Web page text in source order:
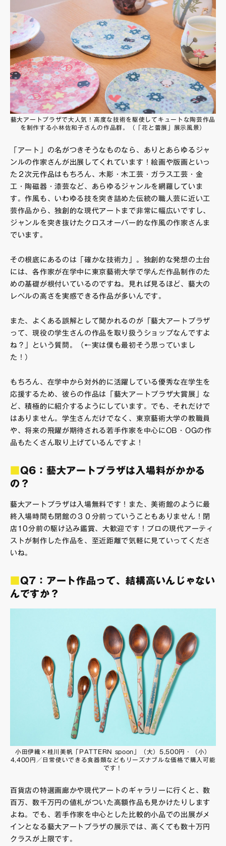
藝大アートプラザで大人気！高度な技術を駆使してキュートな陶芸作品
を制作する小林佐和子さんの作品群。（「花と蕾展」展示風景）
「アート」の名がつきそうなものなら、ありとあらゆるジャ
ンルの作家さんが出展してくれています！絵画や版画といっ
た２次元作品はもちろん、木彫・木工芸・ガラス工芸・金
工・陶磁器・漆芸など、あらゆるジャンルを網羅していま
す。作風も、いわゆる技を突き詰めた伝統の職人芸に近い工
芸作品から、独創的な現代アートまで非常に幅広いですし、
ジャンルを突き抜けたクロスオーバー的な作風の作家さんま
でいます。
その根底にあるのは「確かな技術力」。独創的な発想の土台
には、各作家が在学中に東京藝術大学で学んだ作品制作のた
めの基礎が根付いているのですね。見れば見るほど、藝大の
レベルの高さを実感できる作品が多いんです。
また、よくある誤解として聞かれるのが「藝大アートプラザ
って、現役の学生さんの作品を取り扱うショップなんですよ
ね？」という質問。（←実は僕も最初そう思っていまし
た！）
もちろん、在学中から対外的に活躍している優秀な在学生を
応援するため、彼らの作品は「藝大アートプラザ大賞展」な
ど、積極的に紹介するようにしています。でも、それだけで
はありません。学生さんだけでなく、東京藝術大学の教職員
や、将来の飛躍が期待される若手作家を中心にOB・OGの作
品もたくさん取り上げているんですよ！
Q6：藝大アートプラザは入場料がかかる
の？
藝大アートプラザは入場無料です！また、美術館のように最
終入場時間も閉館の３０分前っていうこともありません！閉
店10分前の駆け込み鑑賞、大歓迎です！プロの現代アーティ
ストが制作した作品を、至近距離で気軽に見ていってくださ
いね。
Q7：アート作品って、結構高いんじゃない
んですか？
小田伊織×桂川美帆「PATTERN spoon」（大）5,500円・（小）
4,400円／日常使いできる食器類などもリーズナブルな価格で購入可能
です！
百貨店の特選画廊かや現代アートのギャラリーに行くと、数
百万、数千万円の値札がついた高額作品も見かけたりします
よね。でも、若手作家を中心とした比較的小品での出展がメ
インとなる藝大アートプラザの展示では、高くても数十万円
クラスが上限です。